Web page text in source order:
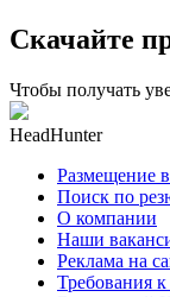
Скачайте
Чтобы получать
HeadHunter
Размещение
Поиск по
О компании
Наши
Реклама на
Требования